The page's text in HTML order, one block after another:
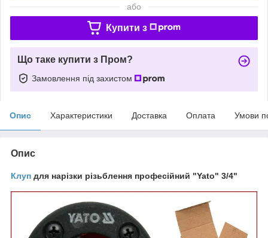
або
Купити з
Що таке купити з Пром?
Замовлення під захистом
Опис Характеристики Доставка Оплата Умови
Опис
Клуп для нарізки різьблення професійний "Yato" 3/4"